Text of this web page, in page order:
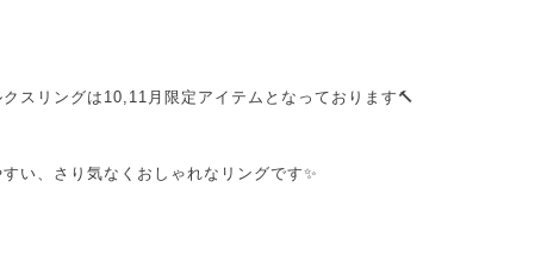
スリングは10,11月限定アイテムとなっております🔨
い、さり気なくおしゃれなリングです✨